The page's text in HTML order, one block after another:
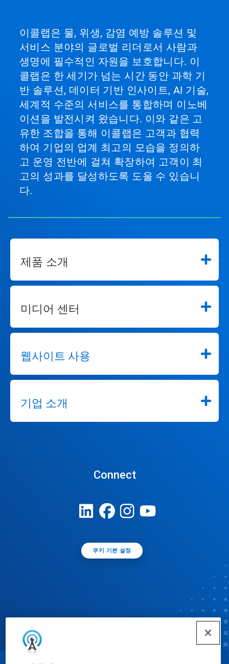
이콜랩은 물, 위생, 감염 예방 솔루션 및
서비스 분야의 글로벌 리더로서 사람과
생명에 필수적인 자원을 보호합니다. 이
콜랩은 한 세기가 넘는 시간 동안 과학 기
반 솔루션, 데이터 기반 인사이트, AI 기술,
세계적 수준의 서비스를 통합하며 이노베
이션을 발전시켜 왔습니다. 이와 같은 고
유한 조합을 통해 이콜랩은 고객과 협력
하여 기업의 업계 최고의 모습을 정의하
고 운영 전반에 걸쳐 확장하여 고객이 최
고의 성과를 달성하도록 도울 수 있습니
다.
제품 소개
미디어 센터
웹사이트 사용
기업 소개
Connect
쿠키 기본 설정